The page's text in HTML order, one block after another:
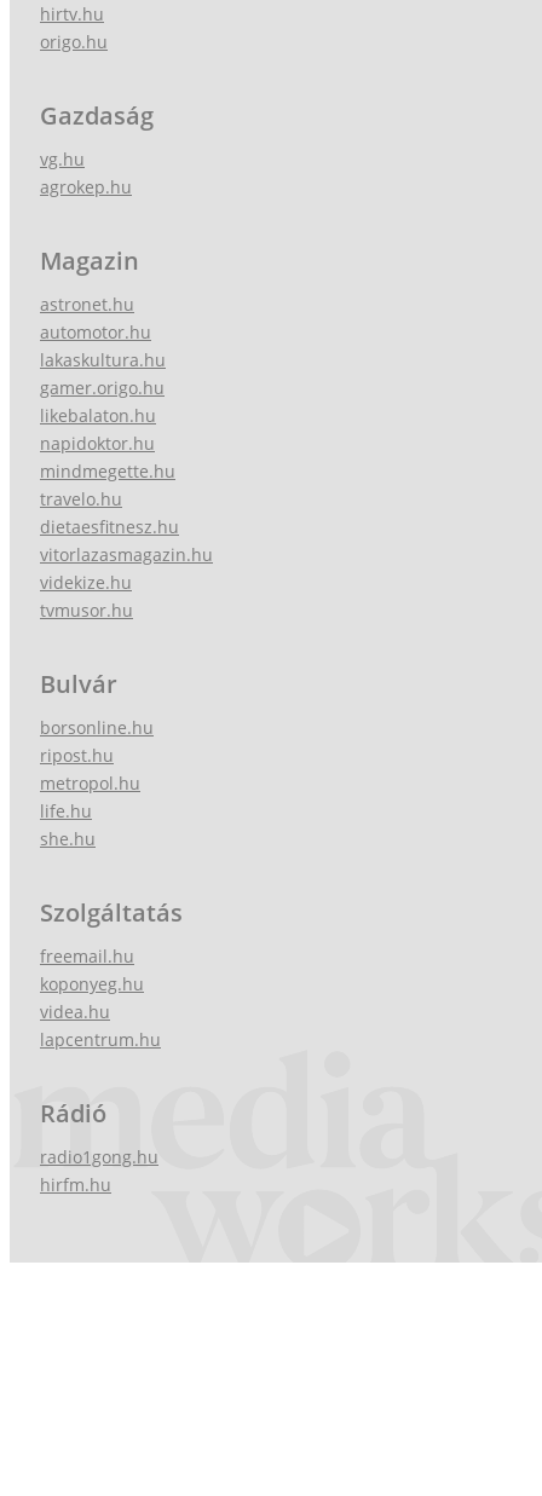
hirtv.hu
origo.hu
Gazdaság
vg.hu
agrokep.hu
Magazin
astronet.hu
automotor.hu
lakaskultura.hu
gamer.origo.hu
likebalaton.hu
napidoktor.hu
mindmegette.hu
travelo.hu
dietaesfitnesz.hu
vitorlazasmagazin.hu
videkize.hu
tvmusor.hu
Bulvár
borsonline.hu
ripost.hu
metropol.hu
life.hu
she.hu
Szolgáltatás
freemail.hu
koponyeg.hu
videa.hu
lapcentrum.hu
Rádió
radio1gong.hu
hirfm.hu